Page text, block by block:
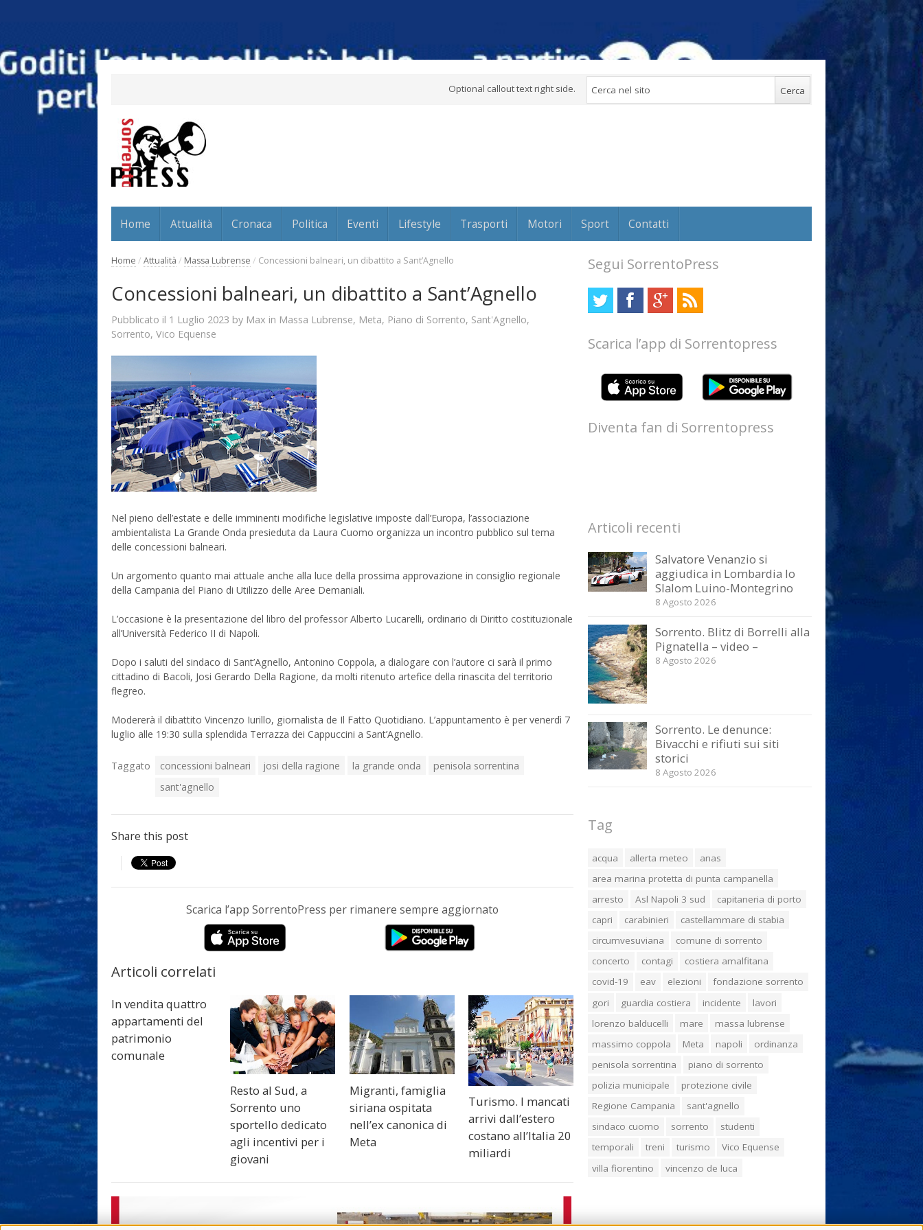
Optional callout text right side.
Home Attualità Cronaca Politica Eventi Lifestyle Trasporti Motori Sport Contatti
Home / Attualità / Massa Lubrense / Concessioni balneari, un dibattito a Sant’Agnello
Concessioni balneari, un dibattito a Sant’Agnello
Pubblicato il 1 Luglio 2023 by Max in Massa Lubrense, Meta, Piano di Sorrento, Sant'Agnello,
Sorrento, Vico Equense
Nel pieno dell’estate e delle imminenti modifiche legislative imposte dall’Europa, l’associazione
ambientalista La Grande Onda presieduta da Laura Cuomo organizza un incontro pubblico sul tema
delle concessioni balneari.
Un argomento quanto mai attuale anche alla luce della prossima approvazione in consiglio regionale
della Campania del Piano di Utilizzo delle Aree Demaniali.
L’occasione è la presentazione del libro del professor Alberto Lucarelli, ordinario di Diritto costituzionale
all’Università Federico II di Napoli.
Dopo i saluti del sindaco di Sant’Agnello, Antonino Coppola, a dialogare con l’autore ci sarà il primo
cittadino di Bacoli, Josi Gerardo Della Ragione, da molti ritenuto artefice della rinascita del territorio
flegreo.
Modererà il dibattito Vincenzo Iurillo, giornalista de Il Fatto Quotidiano. L’appuntamento è per venerdì 7
luglio alle 19:30 sulla splendida Terrazza dei Cappuccini a Sant’Agnello.
Taggato concessioni balneari josi della ragione la grande onda
penisola sorrentina
sant'agnello
Share this post
Scarica l’app SorrentoPress per rimanere sempre aggiornato
Articoli correlati
In vendita quattro
appartamenti del
patrimonio
comunale
Resto al Sud, a
Sorrento uno
sportello dedicato
agli incentivi per i
giovani
Migranti, famiglia
siriana ospitata
nell’ex canonica di
Meta
Turismo. I mancati
arrivi dall’estero
costano all’Italia 20
miliardi
Segui SorrentoPress
Scarica l’app di Sorrentopress
Diventa fan di Sorrentopress
Articoli recenti
Salvatore Venanzio si
aggiudica in Lombardia lo
Slalom Luino-Montegrino
8 Agosto 2026
Sorrento. Blitz di Borrelli alla
Pignatella – video –
8 Agosto 2026
Sorrento. Le denunce:
Bivacchi e rifiuti sui siti
storici
8 Agosto 2026
Tag
acqua allerta meteo
anas
area marina protetta di punta campanella
arresto
Asl Napoli 3 sud
capitaneria di porto
capri
carabinieri
castellammare di stabia
circumvesuviana
comune di sorrento
concerto
contagi
costiera amalfitana
covid-19
eav elezioni
fondazione sorrento
gori
guardia costiera incidente
lavori
lorenzo balducelli
mare
massa lubrense
massimo coppola
Meta napoli
ordinanza
penisola sorrentina
piano di sorrento
polizia municipale
protezione civile
Regione Campania
sant'agnello
sindaco cuomo
sorrento
studenti
temporali
treni turismo
Vico Equense
villa fiorentino
vincenzo de luca